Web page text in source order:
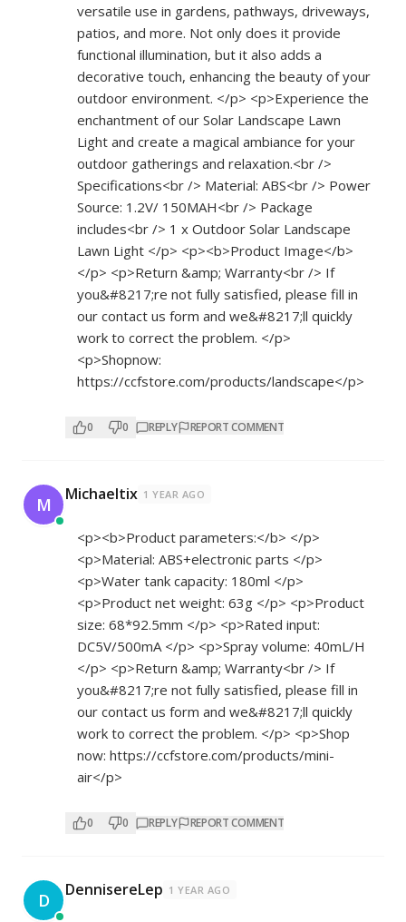
versatile use in gardens, pathways, driveways,
patios, and more. Not only does it provide
functional illumination, but it also adds a
decorative touch, enhancing the beauty of your
outdoor environment. </p> <p>Experience the
enchantment of our Solar Landscape Lawn
Light and create a magical ambiance for your
outdoor gatherings and relaxation.<br />
Specifications<br /> Material: ABS<br /> Power
Source: 1.2V/ 150MAH<br /> Package
includes<br /> 1 x Outdoor Solar Landscape
Lawn Light </p> <p><b>Product Image</b>
</p> <p>Return &amp; Warranty<br /> If
you&#8217;re not fully satisfied, please fill in
our contact us form and we&#8217;ll quickly
work to correct the problem. </p>
<p>Shopnow:
https://ccfstore.com/products/landscape</p>
0 0 REPLY REPORT COMMENT
M Michaeltix 1 YEAR AGO
<p><b>Product parameters:</b> </p>
<p>Material: ABS+electronic parts </p>
<p>Water tank capacity: 180ml </p>
<p>Product net weight: 63g </p> <p>Product
size: 68*92.5mm </p> <p>Rated input:
DC5V/500mA </p> <p>Spray volume: 40mL/H
</p> <p>Return &amp; Warranty<br /> If
you&#8217;re not fully satisfied, please fill in
our contact us form and we&#8217;ll quickly
work to correct the problem. </p> <p>Shop
now: https://ccfstore.com/products/mini-
air</p>
0 0 REPLY REPORT COMMENT
D DennisereLep 1 YEAR AGO